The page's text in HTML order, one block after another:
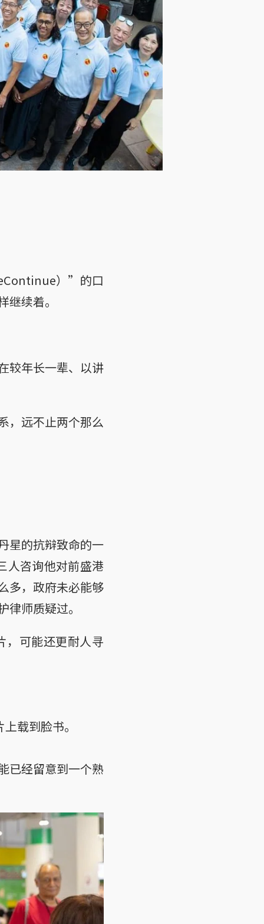
）”的口
续着。
较年长一辈、以讲
，远不止两个那么
星的抗辩致命的一
人咨询他对前盛港
多，政府未必能够
师质疑过。
，可能还更耐人寻
载到脸书。
已经留意到一个熟